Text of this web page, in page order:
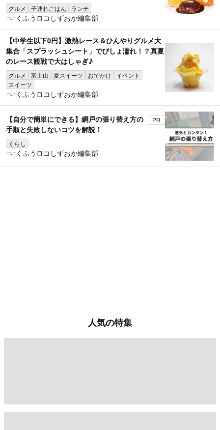
グルメ 子連れごはん ランチ
くふうロコしずおか編集部
【中学生以下0円】激熱レース＆ひんやりグルメ大
集合「スプラッシュシート」でびしょ濡れ！？真夏
のレース観戦で大はしゃぎ♪
グルメ 富士山 夏スイーツ おでかけ
イベント
スイーツ
くふうロコしずおか編集部
【自分で簡単にできる】網戸の張り替え方の
手順と失敗しないコツを解説！
くらし
PR
くふうロコしずおか編集部
人気の特集